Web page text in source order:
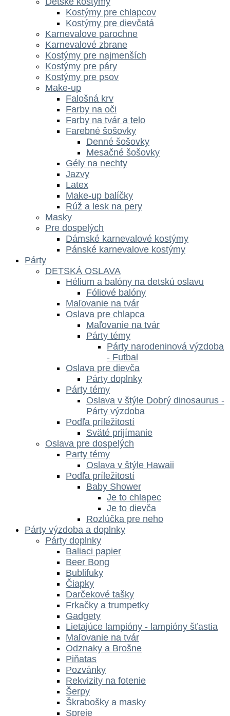
Kostýmy pre chlapcov
Kostýmy pre dievčatá
Karnevalove parochne
Karnevalové zbrane
Kostýmy pre najmenších
Kostýmy pre páry
Kostýmy pre psov
Make-up
Falošná krv
Farby na oči
Farby na tvár a telo
Farebné šošovky
Denné šošovky
Mesačné šošovky
Gély na nechty
Jazvy
Latex
Make-up balíčky
Rúž a lesk na pery
Masky
Pre dospelých
Dámské karnevalové kostýmy
Pánské karnevalove kostýmy
Párty
DETSKÁ OSLAVA
Hélium a balóny na detskú oslavu
Fóliové balóny
Maľovanie na tvár
Oslava pre chlapca
Maľovanie na tvár
Párty témy
Párty narodeninová výzdoba
- Futbal
Oslava pre dievča
Párty doplnky
Párty témy
Oslava v štýle Dobrý dinosaurus -
Párty výzdoba
Podľa príležitostí
Sväté prijímanie
Oslava pre dospelých
Party témy
Oslava v štýle Hawaii
Podľa príležitostí
Baby Shower
Je to chlapec
Je to dievča
Rozlúčka pre neho
Párty výzdoba a doplnky
Párty doplnky
Baliaci papier
Beer Bong
Bublifuky
Čiapky
Darčekové tašky
Frkačky a trumpetky
Gadgety
Lietajúce lampióny - lampióny šťastia
Maľovanie na tvár
Odznaky a Brošne
Piňatas
Pozvánky
Rekvizity na fotenie
Šerpy
Škrabošky a masky
Spreje